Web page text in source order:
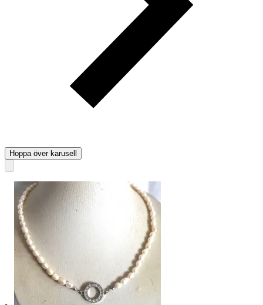
Hoppa över karusell